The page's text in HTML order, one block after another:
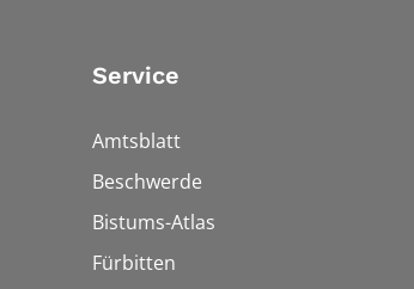
Service
Amtsblatt
Beschwerde
Bistums-Atlas
Fürbitten